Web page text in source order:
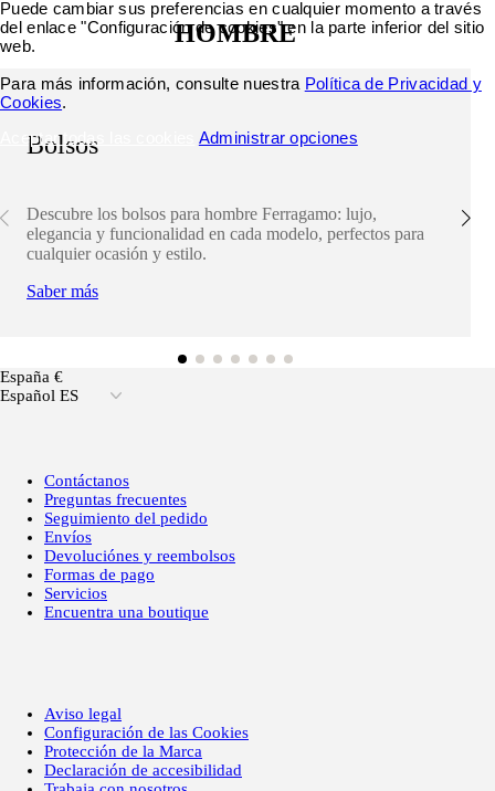
HOMBRE
Bolsos
Descubre los bolsos para hombre Ferragamo: lujo,
elegancia y funcionalidad en cada modelo, perfectos para
cualquier ocasión y estilo.
Saber más
España €
Español ES
Contáctanos
Preguntas frecuentes
Seguimiento del pedido
Envíos
Devoluciónes y reembolsos
Formas de pago
Servicios
Encuentra una boutique
Aviso legal
Configuración de las Cookies
Protección de la Marca
Declaración de accesibilidad
Puede cambiar sus preferencias en cualquier momento a través
del enlace "Configuración de cookies" en la parte inferior del sitio
web.
Para más información, consulte nuestra Política de Privacidad y
Cookies.
Aceptar todas las cookies
Administrar opciones